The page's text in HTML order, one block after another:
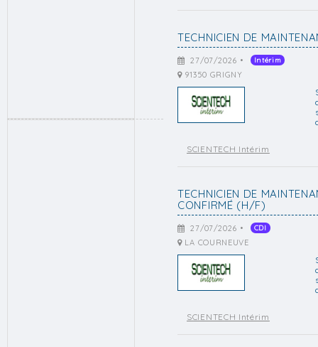
TECHNICIEN DE
27/07/2026 • Intérim
91350 GRIGNY
SCIENTECH Intérim
TECHNICIEN DE
CONFIRMÉ (H/F)
27/07/2026 • CDI
LA COURNEUVE
SCIENTECH Intérim